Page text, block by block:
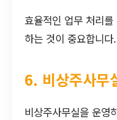
효율적인 업무 처리
하는 것이 중요합니다.
6. 비상주사무
비상주사무실을 운영